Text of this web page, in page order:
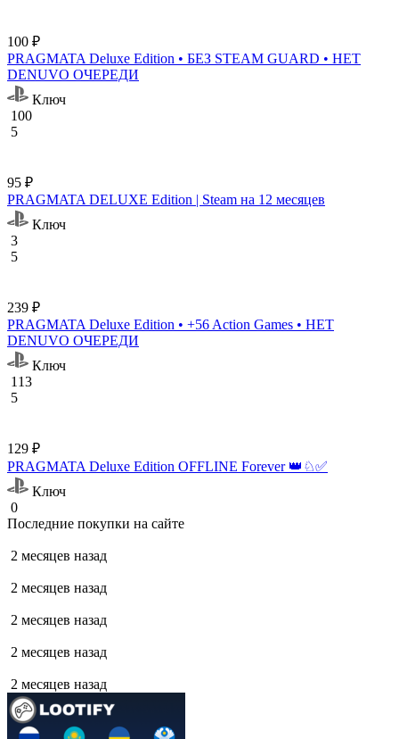
100 ₽
PRAGMATA Deluxe Edition • БЕЗ STEAM GUARD • НЕТ
DENUVO ОЧЕРЕДИ
Ключ
100
5
95 ₽
PRAGMATA DELUXE Edition | Steam на 12 месяцев
Ключ
3
5
239 ₽
PRAGMATA Deluxe Edition • +56 Action Games • НЕТ
DENUVO ОЧЕРЕДИ
Ключ
113
5
129 ₽
PRAGMATA Deluxe Edition OFFLINE Forever 👑♘✅
Ключ
0
Последние покупки на сайте
2 месяцев назад
2 месяцев назад
2 месяцев назад
2 месяцев назад
2 месяцев назад